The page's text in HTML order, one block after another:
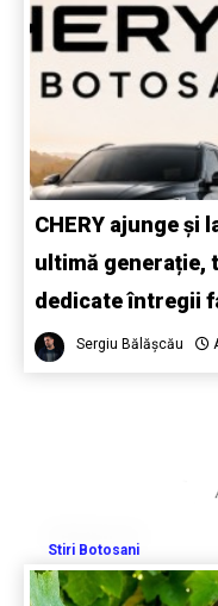
CHERY ajunge și
ultimă generație,
dedicate întregii
Sergiu Bălășcău
Stiri Botosani